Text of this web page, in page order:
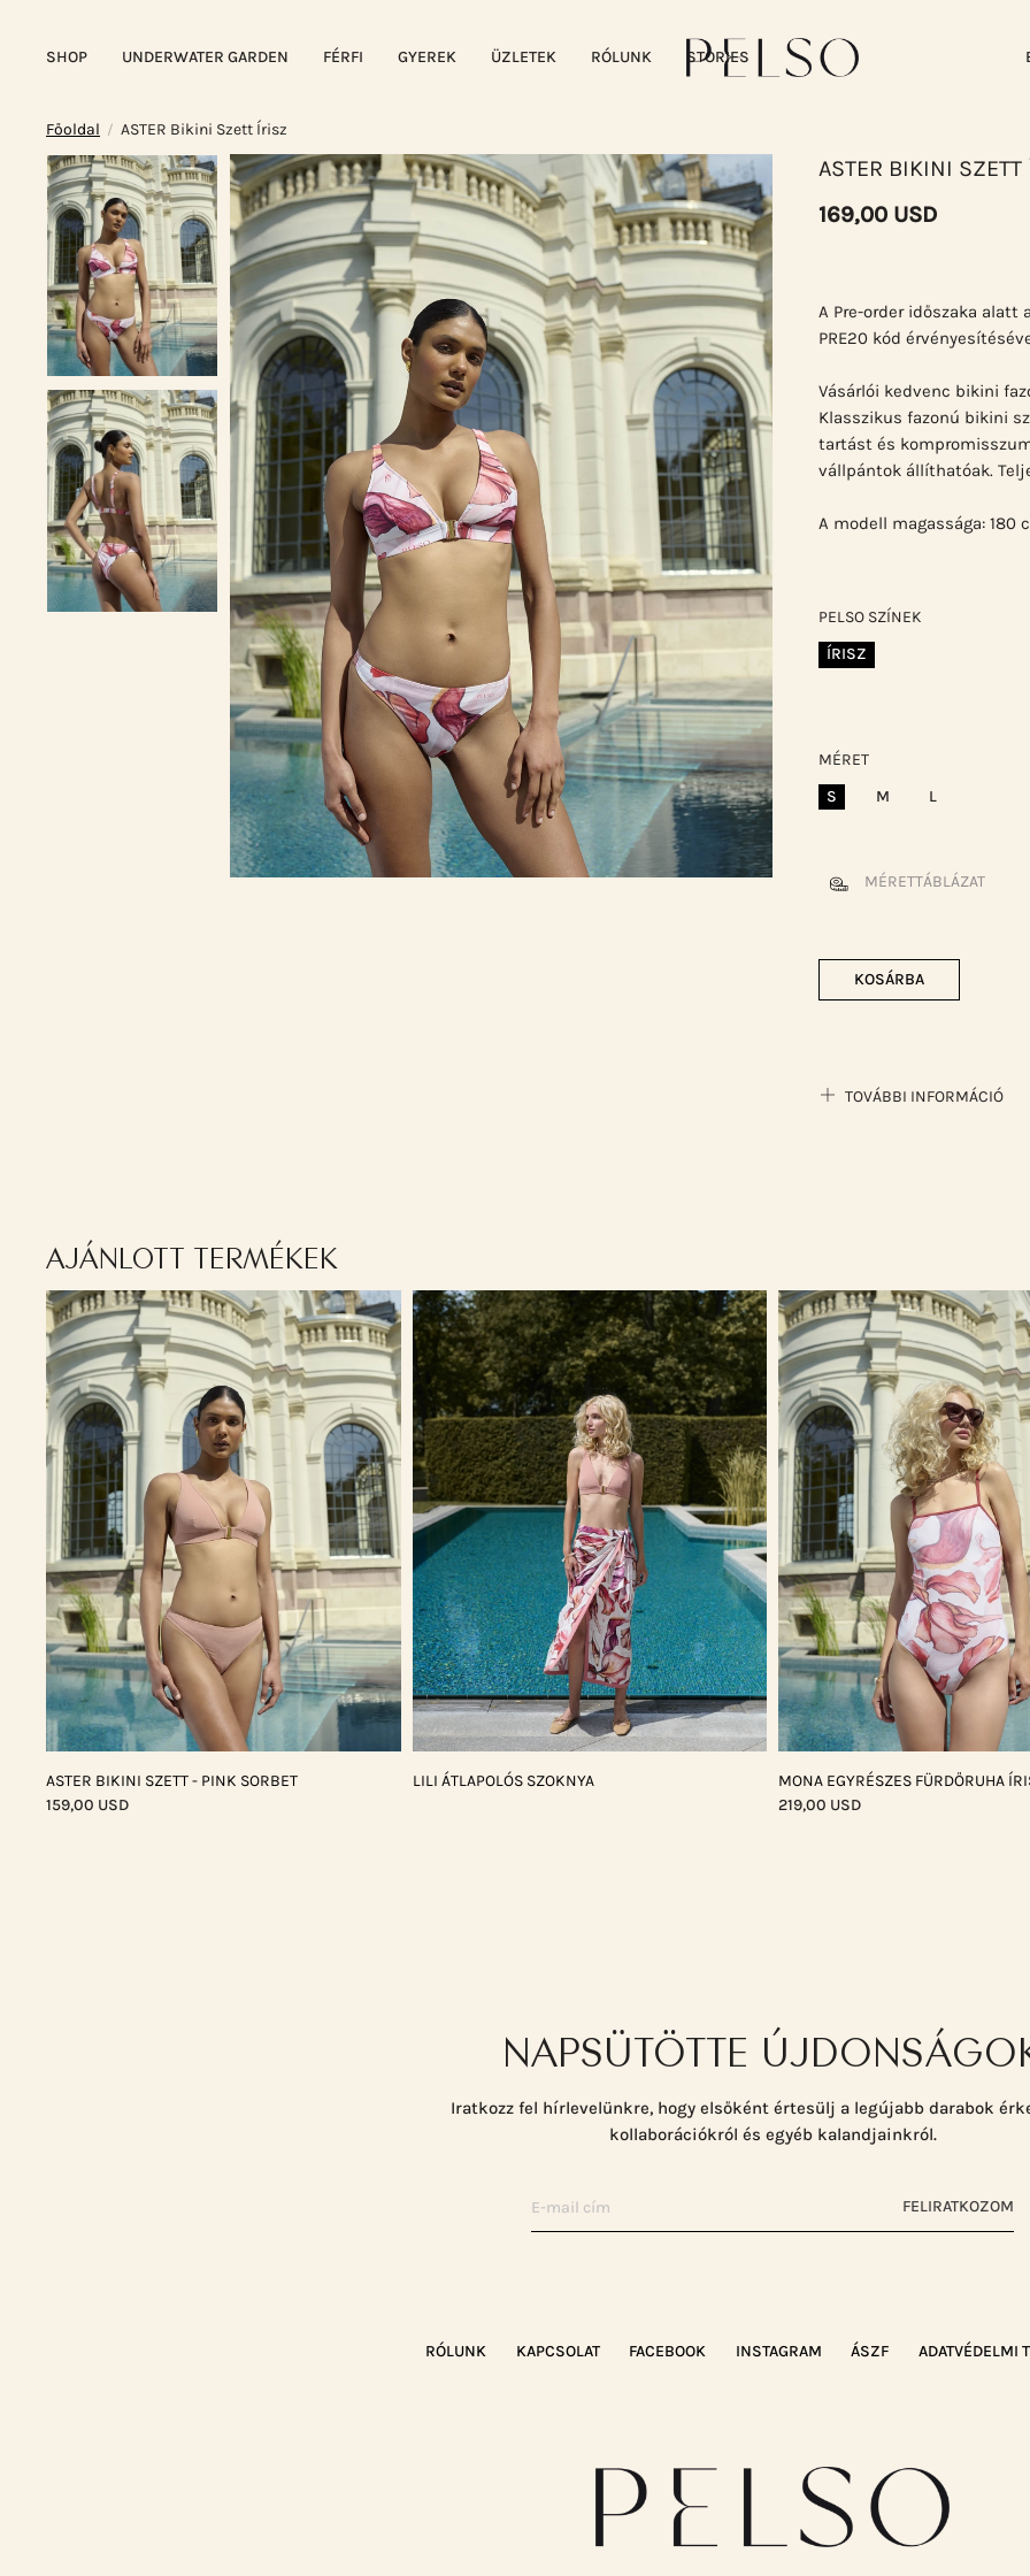
SHOP UNDERWATER GARDEN FÉRFI GYEREK ÜZLETEK RÓLUNK STORIES
Főoldal / ASTER Bikini Szett Írisz
ASTER BIKINI SZETT
169,00 USD
A Pre-order időszaka alatt
PRE20 kód
Vásárlói kedvenc bikini
Klasszikus fazonú bikini
tartást és
vállpántok állíthatóak.
A modell magassága: 180
PELSO SZÍNEK
ÍRISZ
MÉRET
S
M L
MÉRETTÁBLÁZAT
KOSÁRBA
TOVÁBBI INFORMÁCIÓ
AJÁNLOTT TERMÉKEK
ASTER BIKINI SZETT - PINK SORBET
159,00 USD
LILI ÁTLAPOLÓS SZOKNYA
MONA EGYRÉSZES FÜRDŐRUHA
219,00 USD
NAPSÜTÖTTE
Iratkozz fel hírlevelünkre, hogy elsőként értesülj a legújabb darabok
kollaborációkról és egyéb kalandjainkról.
FELIRATKOZOM
RÓLUNK KAPCSOLAT FACEBOOK INSTAGRAM ÁSZF ADATVÉDELMI